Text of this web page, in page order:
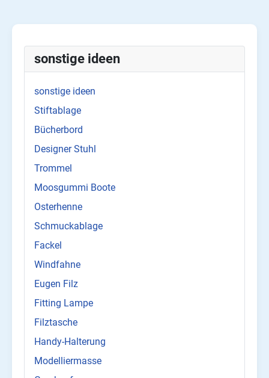
sonstige ideen
sonstige ideen
Stiftablage
Bücherbord
Designer Stuhl
Trommel
Moosgummi Boote
Osterhenne
Schmuckablage
Fackel
Windfahne
Eugen Filz
Fitting Lampe
Filztasche
Handy-Halterung
Modelliermasse